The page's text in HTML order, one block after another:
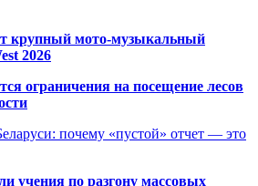
крупный мото-музыкальный
2026
ограничения на посещение лесов
почему «пустой» отчет — это
учения по разгону массовых